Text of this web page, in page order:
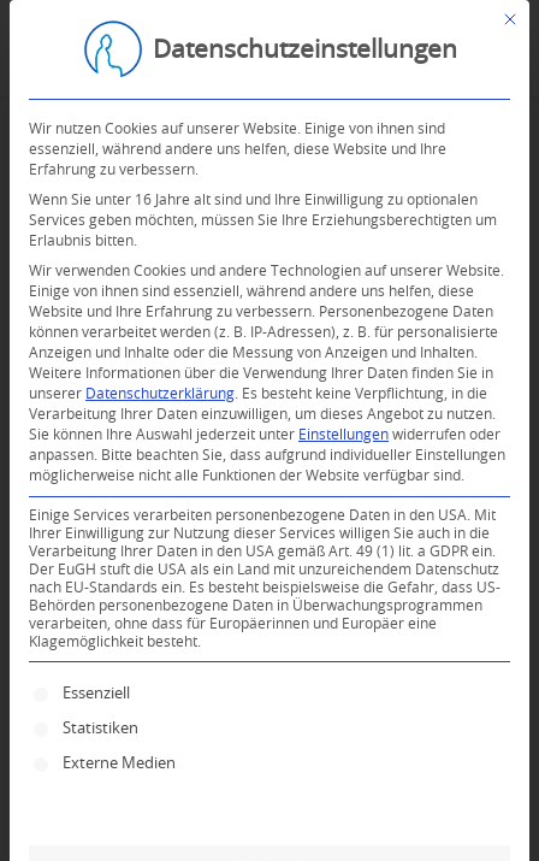
0
Dein Kommentar
An Diskussion beteiligen?
Hinterlassen Sie uns Ihren Kommentar!
Mit
Datenschutzeinstellungen
Wir nutzen Cookies auf unserer Website. Einige von ihnen sind
essenziell, während andere uns helfen, diese Website und Ihre
Erfahrung zu verbessern.
Wenn Sie unter 16 Jahre alt sind und Ihre Einwilligung zu optionalen
Services geben möchten, müssen Sie Ihre Erziehungsberechtigten um
Erlaubnis bitten.
Wir verwenden Cookies und andere Technologien auf unserer Website.
Einige von ihnen sind essenziell, während andere uns helfen, diese
Website und Ihre Erfahrung zu verbessern.
Personenbezogene Daten
können verarbeitet werden (z. B. IP-Adressen), z. B. für personalisierte
Anzeigen und Inhalte oder die Messung von Anzeigen und Inhalten.
Weitere Informationen über die Verwendung Ihrer Daten finden Sie in
unserer Datenschutzerklärung
Es besteht keine Verpflichtung, in die
Verarbeitung Ihrer Daten einzuwilligen, um dieses Angebot zu nutzen.
Sie können Ihre Auswahl jederzeit unter Einstellungen widerrufen oder
anpassen.
Bitte beachten Sie, dass aufgrund individueller Einstellungen
möglicherweise nicht alle Funktionen der Website verfügbar sind.
Einige Services verarbeiten personenbezogene Daten in den USA. Mit
Ihrer Einwilligung zur Nutzung dieser Services willigen Sie auch in die
Verarbeitung Ihrer Daten in den USA gemäß Art. 49 (1) lit. a GDPR ein.
Der EuGH stuft die USA als ein Land mit unzureichendem Datenschutz
nach EU-Standards ein. Es besteht beispielsweise die Gefahr, dass US-
Behörden personenbezogene Daten in Überwachungsprogrammen
verarbeiten, ohne dass für Europäerinnen und Europäer eine
Klagemöglichkeit besteht.
Es folgt eine Liste der Service-Gruppen, für die
Essenziell
Statistiken
Externe Medien